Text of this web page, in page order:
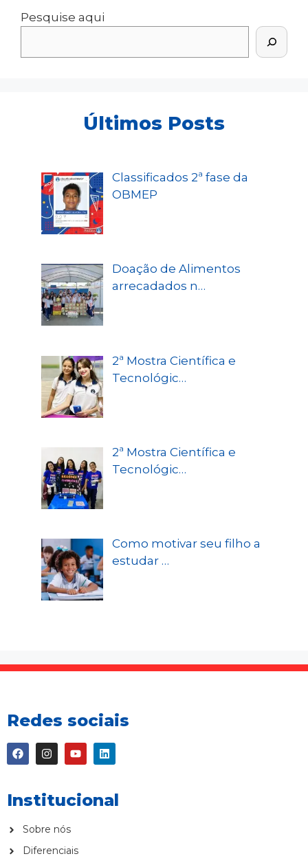
Pesquise aqui
Últimos Posts
Classificados 2ª fase da
OBMEP
Doação de Alimentos
arrecadados n…
2ª Mostra Científica e
Tecnológic…
2ª Mostra Científica e
Tecnológic…
Como motivar seu filho a
estudar …
Redes sociais
Institucional
Sobre nós
Diferenciais